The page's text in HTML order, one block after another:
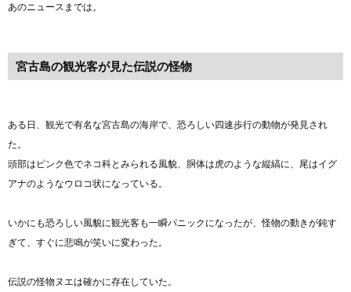
あのニュースまでは。
宮古島の観光客が見た伝説の怪物
ある日、観光で有名な宮古島の海岸で、恐ろしい四速歩行の動物が発見され
た。
頭部はピンク色でネコ科とみられる風貌、胴体は虎のような縦縞に、尾はイグ
アナのようなウロコ状になっている。
いかにも恐ろしい風貌に観光客も一瞬パニックになったが、怪物の動きが鈍す
ぎて、すぐに悲鳴が笑いに変わった。
伝説の怪物ヌエは確かに存在していた。